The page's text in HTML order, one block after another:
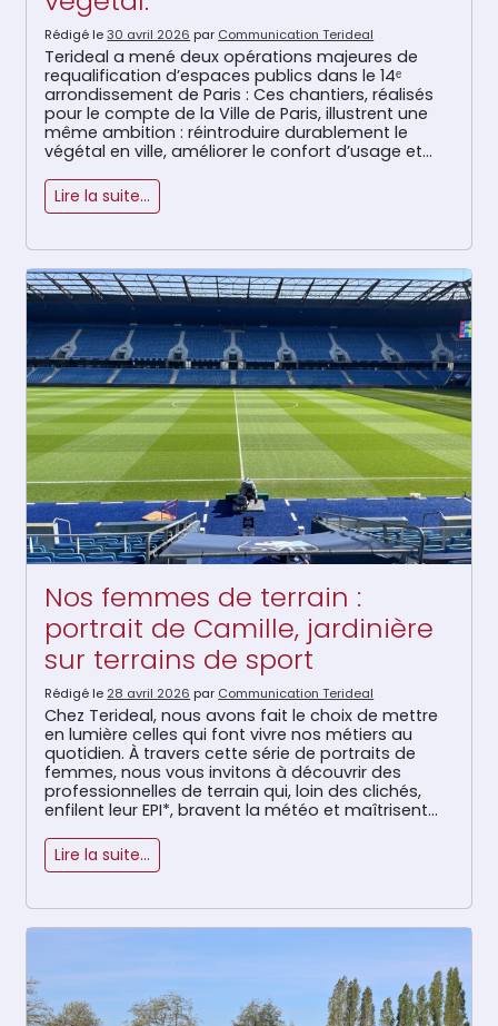
Rédigé le30 avril 2026 par Communication Terideal
Terideal a mené deux opérations majeures de
requalification d’espaces publics dans le 14ᵉ
arrondissement de Paris : Ces chantiers, réalisés
pour le compte de la Ville de Paris, illustrent une
même ambition : réintroduire durablement le
végétal en ville, améliorer le confort d’usage et
frais et plus accueillants […]
Lire la suite…
Nos femmes de terrain :
portrait de Camille, jardinière
sur terrains de sport
Rédigé le 28 avril 2026 par Communication Terideal
Chez Terideal, nous avons fait le choix de mettre
en lumière celles qui font vivre nos métiers au
quotidien. À travers cette série de portraits de
femmes, nous vous invitons à découvrir des
professionnelles de terrain qui, loin des clichés,
enfilent leur EPI*, bravent la météo et maîtrisent
Lire la suite…